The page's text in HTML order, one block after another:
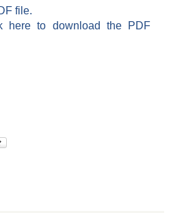
file.
here to download the PDF